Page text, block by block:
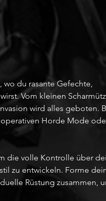
du rasante Gefechte,
Vom kleinen
wird alles geboten.
Horde Mode
die volle Kontrolle über
zu entwickeln. Forme
Rüstung zusammen,